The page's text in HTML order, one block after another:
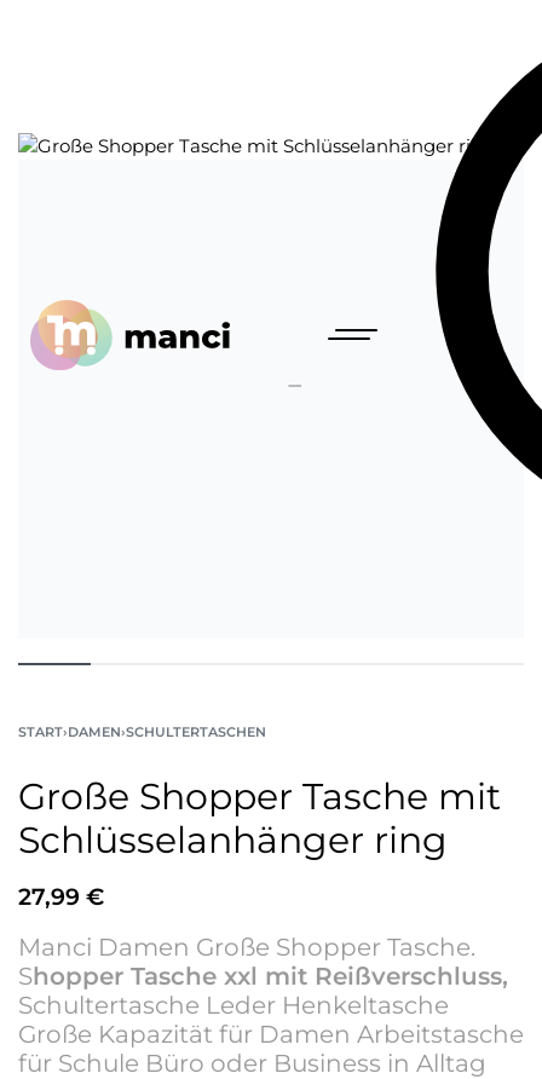
START›DAMEN›SCHULTERTASCHEN
Große Shopper Tasche mit
Schlüsselanhänger ring
27,99 €
Manci Damen Große Shopper Tasche.
Shopper Tasche xxl mit Reißverschluss,
Schultertasche Leder Henkeltasche
Große Kapazität für Damen Arbeitstasche
für Schule Büro oder Business in Alltag